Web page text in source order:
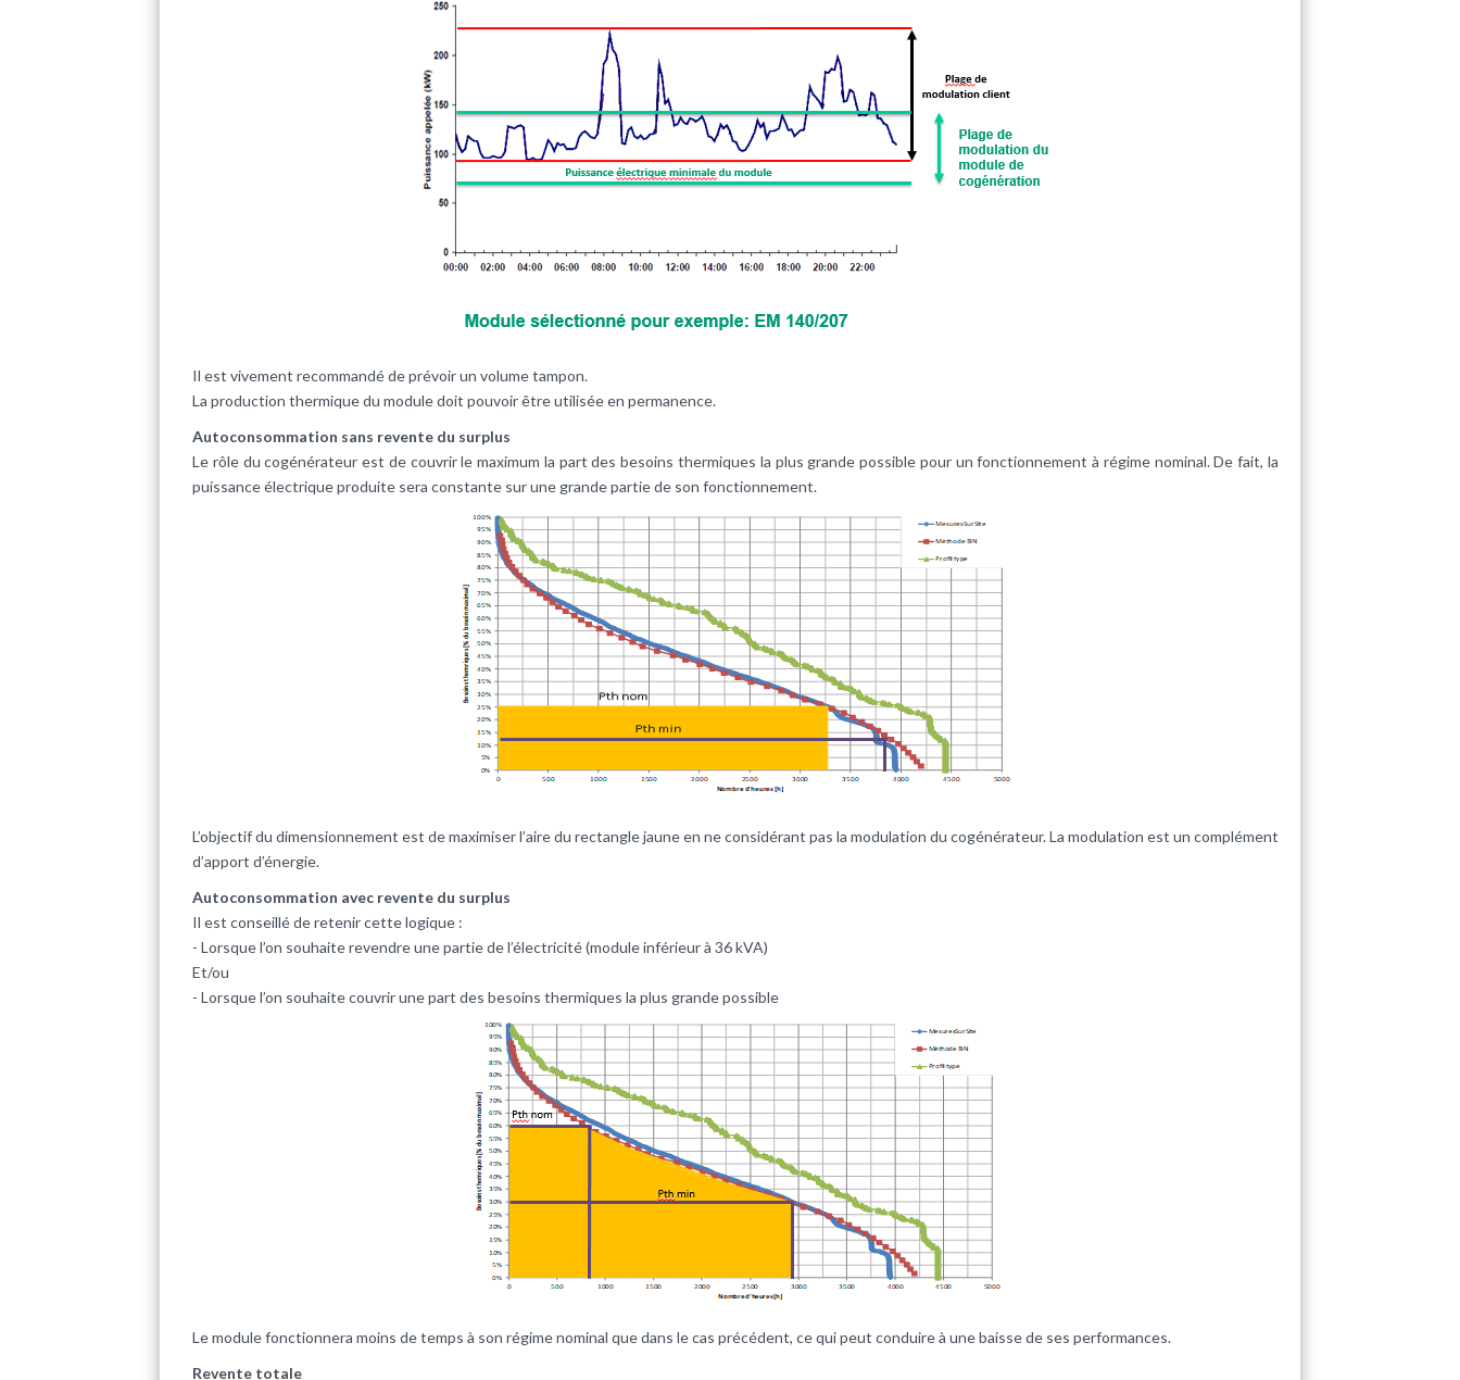
Il est vivement recommandé de prévoir un volume tampon.
La production thermique du module doit pouvoir être utilisée en permanence.
Autoconsommation sans revente du surplus
Le rôle du cogénérateur est de couvrir le maximum la part des besoins thermiques la plus grande possible pour un fonctionnement à régime nominal. De fait, la
puissance électrique produite sera constante sur une grande partie de son fonctionnement.
L’objectif du dimensionnement est de maximiser l’aire du rectangle jaune en ne considérant pas la modulation du cogénérateur. La modulation est un complément
d’apport d’énergie.
Autoconsommation avec revente du surplus
Il est conseillé de retenir cette logique :
- Lorsque l’on souhaite revendre une partie de l’électricité (module inférieur à 36 kVA)
Et/ou
- Lorsque l’on souhaite couvrir une part des besoins thermiques la plus grande possible
Le module fonctionnera moins de temps à son régime nominal que dans le cas précédent, ce qui peut conduire à une baisse de ses performances.
Revente totale